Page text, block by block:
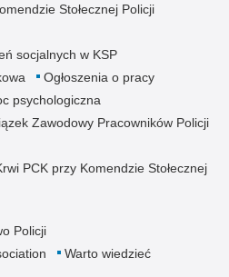
Stołecznej Policji
socjalnych w KSP
Ogłoszenia o pracy
psychologiczna
Zawodowy Pracowników Policji
PCK przy Komendzie Stołecznej
Policji
Warto wiedzieć